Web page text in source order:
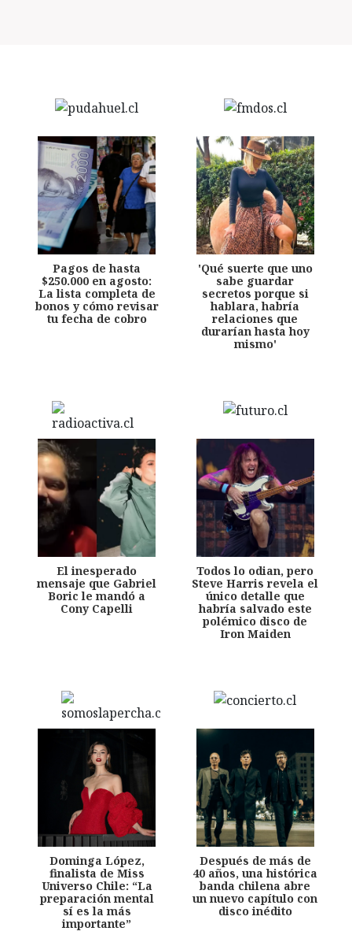
Pagos de hasta
$250.000 en agosto:
La lista completa de
bonos y cómo revisar
tu fecha de cobro
'Qué suerte que uno
sabe guardar
secretos porque si
hablara, habría
relaciones que
durarían hasta hoy
mismo'
El inesperado
mensaje que Gabriel
Boric le mandó a
Cony Capelli
Todos lo odian, pero
Steve Harris revela el
único detalle que
habría salvado este
polémico disco de
Iron Maiden
Dominga López,
finalista de Miss
Universo Chile: “La
preparación mental
sí es la más
importante”
Después de más de
40 años, una histórica
banda chilena abre
un nuevo capítulo con
disco inédito